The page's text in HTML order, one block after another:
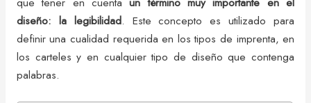
diseño: la legibilidad. Este concepto es utilizado para
definir una cualidad requerida en los tipos de imprenta, en
los carteles y en cualquier tipo de diseño que contenga
palabras.